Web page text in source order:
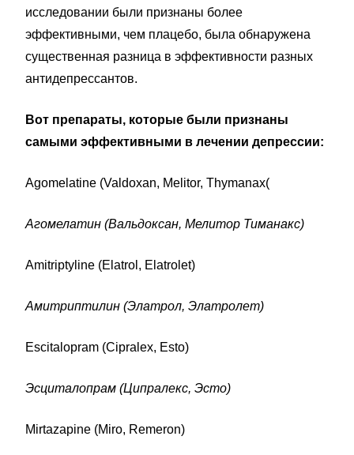
исследовании были признаны более
эффективными, чем плацебо, была обнаружена
существенная разница в эффективности разных
антидепрессантов.
Вот препараты, которые были признаны
самыми эффективными в лечении депрессии:
Agomelatine (Valdoxan, Melitor, Thymanax(
Агомелатин (Вальдоксан, Мелитор Тиманакс)
Amitriptyline (Elatrol, Elatrolet)
Амитриптилин (Элатрол, Элатролет)
Escitalopram (Cipralex, Esto)
Эсциталопрам (Ципралекс, Эсто)
Mirtazapine (Miro, Remeron)